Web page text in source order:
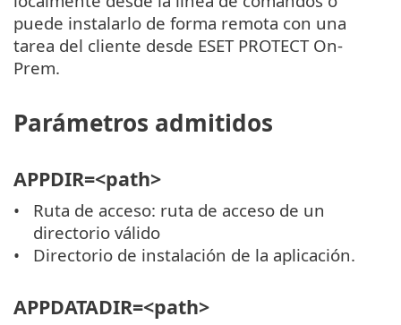
puede instalarlo de forma remota con una
tarea del cliente desde ESET PROTECT On-
Prem.
Parámetros admitidos
APPDIR=<path>
Ruta de acceso: ruta de acceso de un
directorio válido
Directorio de instalación de la aplicación.
APPDATADIR=<path>